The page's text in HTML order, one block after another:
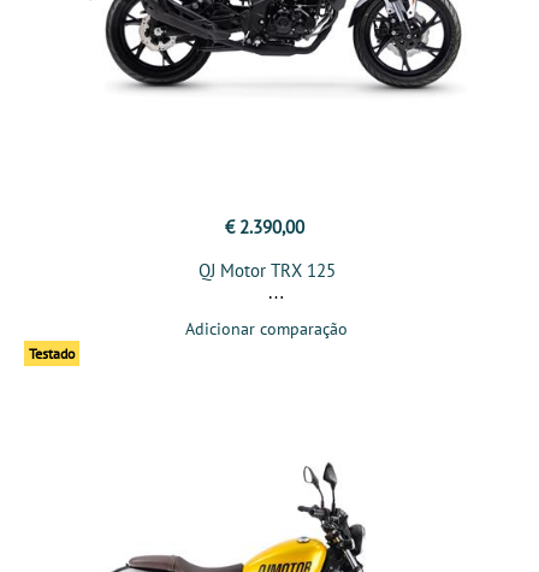
€ 2.390,00
QJ Motor TRX 125
Adicionar comparação
Testado